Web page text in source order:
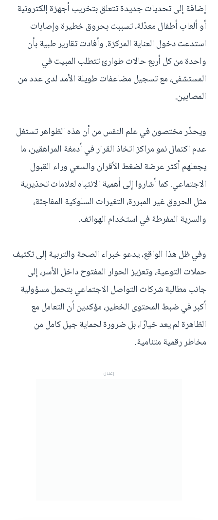
إضافة إلى تحديات جديدة تتعلق بتخريب أجهزة إلكترونية
أو ألعاب أطفال معدّلة، تسببت بحروق خطيرة وإصابات
استدعت دخول العناية المركزة. وأفادت تقارير طبية بأن
واحدة من كل أربع حالات طوارئ تتطلب المبيت في
المستشفى، مع تسجيل مضاعفات طويلة الأمد لدى عدد من
المصابين.
ويحذّر مختصون في علم النفس من أن هذه الظواهر تستغل
عدم اكتمال نمو مراكز اتخاذ القرار في أدمغة المراهقين، ما
يجعلهم أكثر عرضة لضغط الأقران والسعي وراء القبول
الاجتماعي. كما أشاروا إلى أهمية الانتباه لعلامات تحذيرية
مثل الحروق غير المبررة، التغيرات السلوكية المفاجئة،
والسرية المفرطة في استخدام الهواتف.
وفي ظل هذا الواقع، يدعو خبراء الصحة والتربية إلى تكثيف
حملات التوعية، وتعزيز الحوار المفتوح داخل الأسر، إلى
جانب مطالبة شركات التواصل الاجتماعي بتحمل مسؤولية
أكبر في ضبط المحتوى الخطير، مؤكدين أن التعامل مع
الظاهرة لم يعد خيارًا، بل ضرورة لحماية جيل كامل من
مخاطر رقمية متنامية.
إعلان